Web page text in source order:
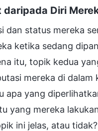
Diri
dan status mereka
ketika sedang
itu, topik kedua
mereka di dalam
apa yang
yang mereka
ini jelas, atau